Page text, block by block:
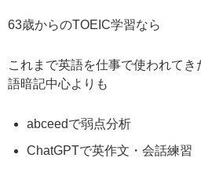
63歳からのTOEIC学習なら
これまで英語を仕事で使われて
語暗記中心よりも
abceedで弱点分析
ChatGPTで英作文・会話練習